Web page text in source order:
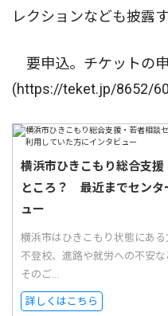
レクションなども披露す
要申込。チケットの
(https://teket.jp/8652/
横浜市ひきこもり総合支
ところ？ 最近までセンタ
ュー
横浜市はひきこもり状態にある
不登校、進路や就労への不安
そのご...
詳しくはこちら